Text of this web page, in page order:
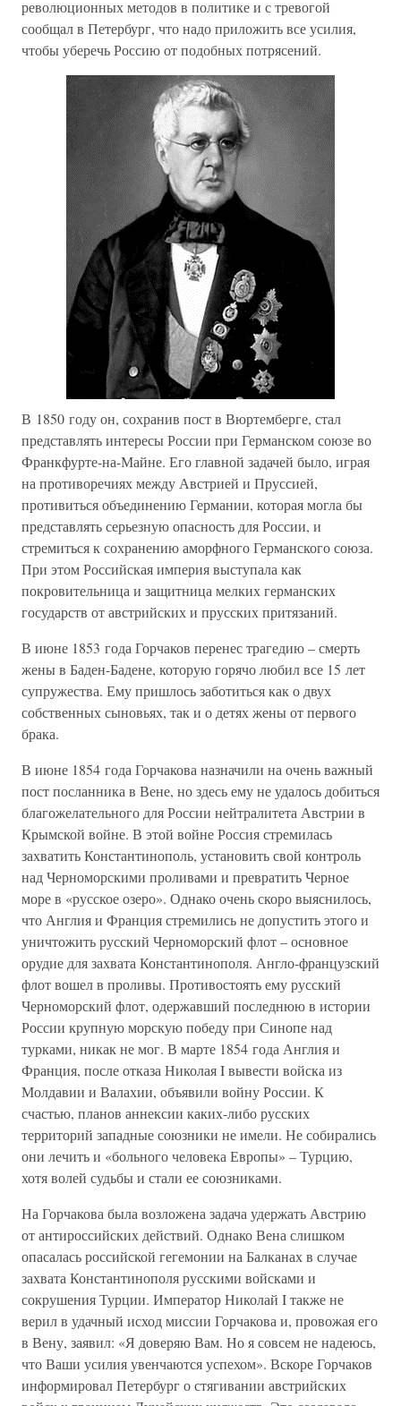
революционных методов в политике и с тревогой
сообщал в Петербург, что надо приложить все усилия,
чтобы уберечь Россию от подобных потрясений.
В 1850 году он, сохранив пост в Вюртемберге, стал
представлять интересы России при Германском союзе во
Франкфурте-на-Майне. Его главной задачей было, играя
на противоречиях между Австрией и Пруссией,
противиться объединению Германии, которая могла бы
представлять серьезную опасность для России, и
стремиться к сохранению аморфного Германского союза.
При этом Российская империя выступала как
покровительница и защитница мелких германских
государств от австрийских и прусских притязаний.
В июне 1853 года Горчаков перенес трагедию – смерть
жены в Баден-Бадене, которую горячо любил все 15 лет
супружества. Ему пришлось заботиться как о двух
собственных сыновьях, так и о детях жены от первого
брака.
В июне 1854 года Горчакова назначили на очень важный
пост посланника в Вене, но здесь ему не удалось добиться
благожелательного для России нейтралитета Австрии в
Крымской войне. В этой войне Россия стремилась
захватить Константинополь, установить свой контроль
над Черноморскими проливами и превратить Черное
море в «русское озеро». Однако очень скоро выяснилось,
что Англия и Франция стремились не допустить этого и
уничтожить русский Черноморский флот – основное
орудие для захвата Константинополя. Англо-французский
флот вошел в проливы. Противостоять ему русский
Черноморский флот, одержавший последнюю в истории
России крупную морскую победу при Синопе над
турками, никак не мог. В марте 1854 года Англия и
Франция, после отказа Николая I вывести войска из
Молдавии и Валахии, объявили войну России. К
счастью, планов аннексии каких-либо русских
территорий западные союзники не имели. Не собирались
они лечить и «больного человека Европы» – Турцию,
хотя волей судьбы и стали ее союзниками.
На Горчакова была возложена задача удержать Австрию
от антироссийских действий. Однако Вена слишком
опасалась российской гегемонии на Балканах в случае
захвата Константинополя русскими войсками и
сокрушения Турции. Император Николай I также не
верил в удачный исход миссии Горчакова и, провожая его
в Вену, заявил: «Я доверяю Вам. Но я совсем не надеюсь,
что Ваши усилия увенчаются успехом». Вскоре Горчаков
информировал Петербург о стягивании австрийских